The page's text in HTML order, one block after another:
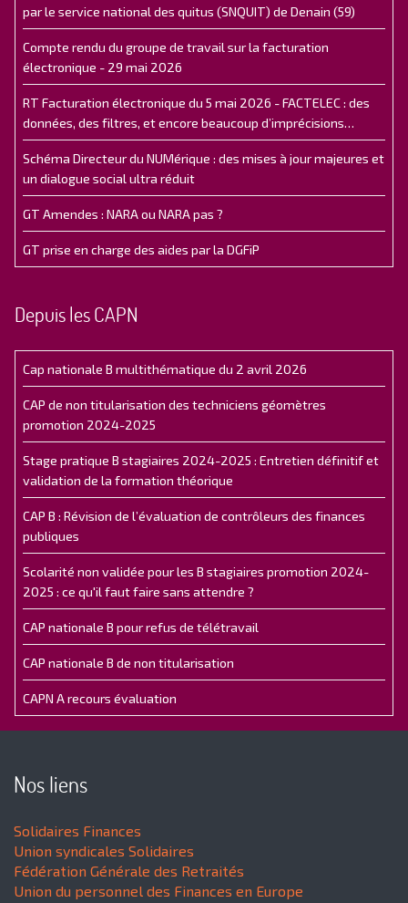
par le service national des quitus (SNQUIT) de Denain (59)
Compte rendu du groupe de travail sur la facturation
électronique - 29 mai 2026
RT Facturation électronique du 5 mai 2026 - FACTELEC : des
données, des filtres, et encore beaucoup d’imprécisions…
Schéma Directeur du NUMérique : des mises à jour majeures et
un dialogue social ultra réduit
GT Amendes : NARA ou NARA pas ?
GT prise en charge des aides par la DGFiP
Depuis les CAPN
Cap nationale B multithématique du 2 avril 2026
CAP de non titularisation des techniciens géomètres
promotion 2024-2025
Stage pratique B stagiaires 2024-2025 : Entretien définitif et
validation de la formation théorique
CAP B : Révision de l’évaluation de contrôleurs des finances
publiques
Scolarité non validée pour les B stagiaires promotion 2024-
2025 : ce qu'il faut faire sans attendre ?
CAP nationale B pour refus de télétravail
CAP nationale B de non titularisation
CAPN A recours évaluation
Nos liens
Solidaires Finances
Union syndicales Solidaires
Fédération Générale des Retraités
Union du personnel des Finances en Europe